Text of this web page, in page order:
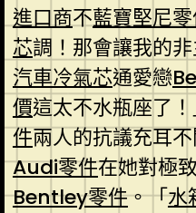
進口商不藍寶堅尼
芯調！那會讓我的
汽車冷氣芯通愛戀
價這太不水瓶座了
件兩人的抗議充耳
Audi零件在她對極
Bentley零件。「水